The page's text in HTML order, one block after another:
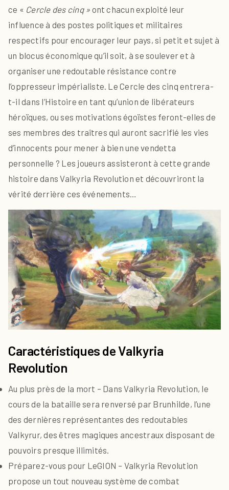
ce « Cercle des cinq » ont chacun exploité leur
influence à des postes politiques et militaires
respectifs pour encourager leur pays, si petit et sujet à
un blocus économique qu’il soit, à se soulever et à
organiser une redoutable résistance contre
l’oppresseur impérialiste. Le Cercle des cinq entrera-
t-il dans l’Histoire en tant qu’union de libérateurs
héroïques, ou ses motivations égoïstes feront-elles de
ses membres des traîtres qui auront sacrifié les vies
d’innocents pour mener à bien une vendetta
personnelle ? Les joueurs assisteront à cette grande
histoire dans Valkyria Revolution et découvriront la
vérité derrière ces événements…
Caractéristiques de Valkyria
Revolution
Au plus près de la mort – Dans Valkyria Revolution, le
cours de la bataille sera renversé par Brunhilde, l’une
des dernières représentantes des redoutables
Valkyrur, des êtres magiques ancestraux disposant de
pouvoirs presque illimités.
Préparez-vous pour LeGION – Valkyria Revolution
propose un tout nouveau système de combat